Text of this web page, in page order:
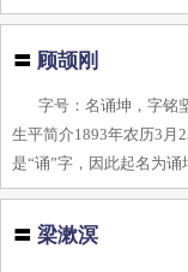
〓 顾颉刚
字号：名诵坤，字铭
生平简介1893年农历3月
是“诵”字，因此起名为诵
〓梁漱溟